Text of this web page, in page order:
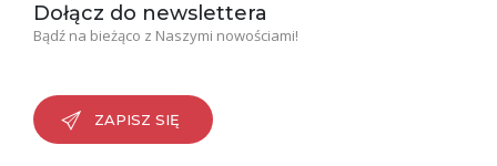
Dołącz do newslettera
Bądź na bieżąco z Naszymi nowościami!
ZAPISZ SIĘ